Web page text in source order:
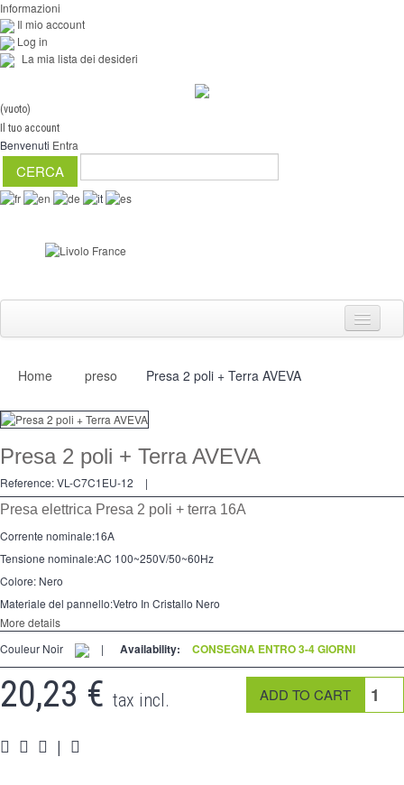
Informazioni
Il mio account
Log in
La mia lista dei desideri
(vuoto)
Il tuo account
Benvenuti Entra
Interruttori
Dimmer
2 modi
accessori
Pièces
Home preso Presa 2 poli + Terra AVEVA
Presa 2 poli + Terra AVEVA
Reference:VL-C7C1EU-12
|
Presa elettrica Presa 2 poli + terra 16A
Corrente nominale:16A
Tensione nominale:AC 100~250V/50~60Hz
Colore: Nero
Materiale del pannello:Vetro In Cristallo Nero
More details
Couleur Noir
| Availability: CONSEGNA ENTRO 3-4 GIORNI
20,23 € tax incl.
|